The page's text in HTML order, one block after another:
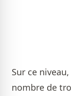
Sur ce
nombre de